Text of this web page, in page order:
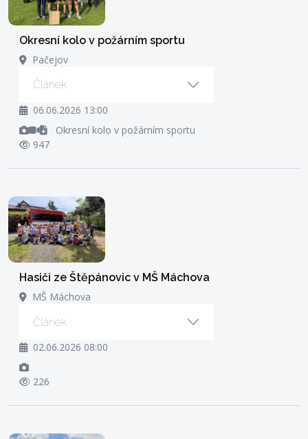
Okresní kolo v požárním sportu
Pačejov
Článek
06.06.2026 13:00
Okresní kolo v požárním sportu
947
Hasiči ze Štěpánovic v MŠ Máchova
MŠ Máchova
Článek
02.06.2026 08:00
226